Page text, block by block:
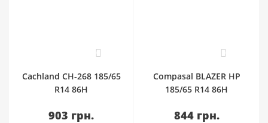
0
Cachland CH-268 185/65
R14 86H
903 грн.
0
Compasal BLAZER HP
185/65 R14 86H
844 грн.